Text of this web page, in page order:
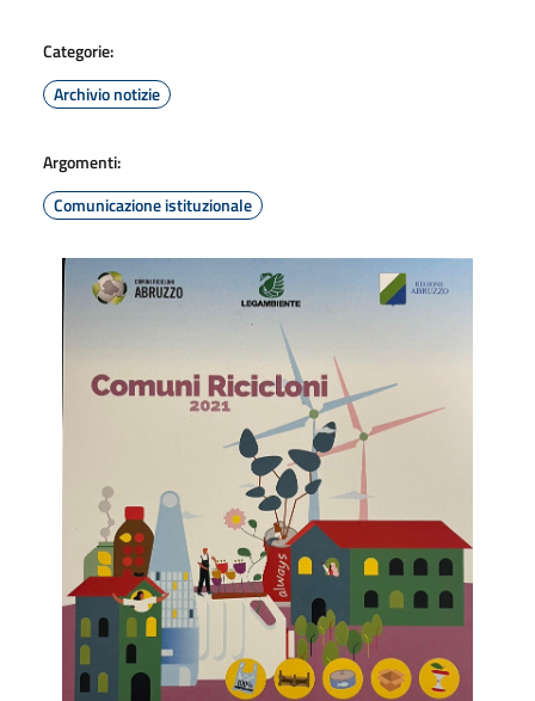
Categorie:
Archivio notizie
Argomenti:
Comunicazione istituzionale